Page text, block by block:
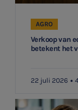
SNEL UW
Zonder
Verkoop van
betekent het
AGRO
22 juli 2026